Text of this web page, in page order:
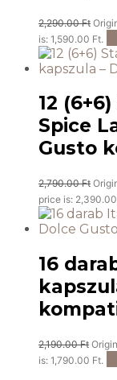
2,290.00Ft
is: 1,590.00 Ft.
12
Spice
Gusto
2,790.00Ft
price is:
16
2,190.00Ft
is: 1,790.00 Ft.